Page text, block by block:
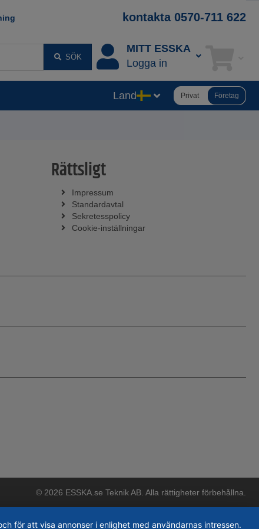
kontakta 0570-711 622
SÖK
MITT ESSKA
Logga in
Land Privat Företag
Rättsligt
Impressum
Standardavtal
Sekretesspolicy
Cookie-inställningar
© 2026 ESSKA.se Teknik AB. Alla rättigheter förbehållna.
för att visa annonser i enlighet med användarnas intressen.